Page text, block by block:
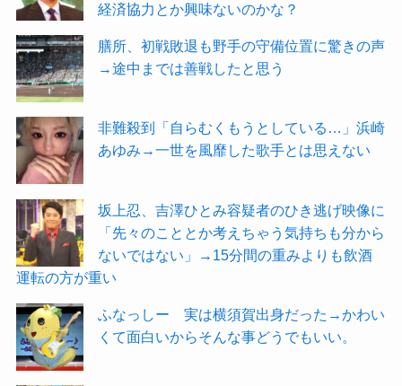
経済協力とか興味ないのかな？
膳所、初戦敗退も野手の守備位置に驚きの声
→途中までは善戦したと思う
非難殺到「自らむくもうとしている…」浜崎
あゆみ→一世を風靡した歌手とは思えない
坂上忍、吉澤ひとみ容疑者のひき逃げ映像に
「先々のこととか考えちゃう気持ちも分から
ないではない」→15分間の重みよりも飲酒
運転の方が重い
ふなっしー 実は横須賀出身だった→かわい
くて面白いからそんな事どうでもいい。